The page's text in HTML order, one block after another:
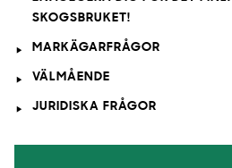
SKOGSBRUKET!
MARKÄGARFRÅGOR
VÄLMÅENDE
JURIDISKA FRÅGOR